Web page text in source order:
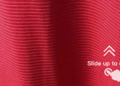
CONTACTEER
ONS
NIEUWS